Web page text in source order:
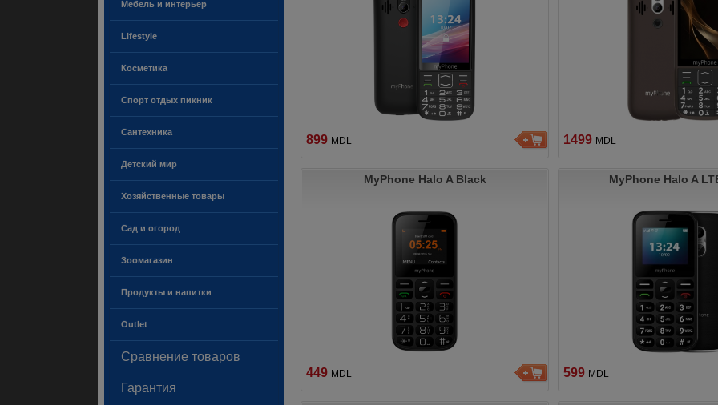
Мебель и интерьер
Lifestyle
Косметика
Спорт отдых пикник
Сантехника
Детский мир
Хозяйственные товары
Сад и огород
Зоомагазин
Продукты и напитки
Outlet
Сравнение товаров
Гарантия
899 MDL 1499 MDL
MyPhone Halo A Black
449 MDL
MyPhone Halo A
599 MDL